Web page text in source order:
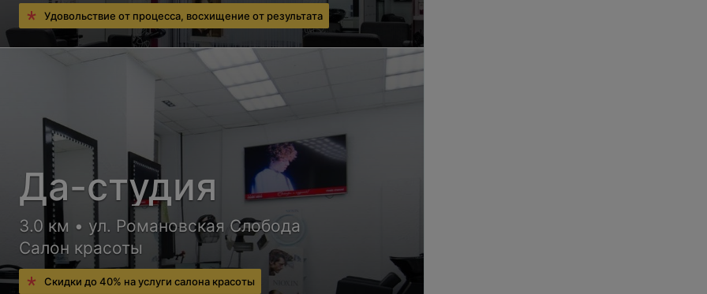
Удовольствие от процесса, восхищение от результата
Да-студия
3.0 км • ул. Романовская Слобода
Салон красоты
Скидки до 40% на услуги салона красоты